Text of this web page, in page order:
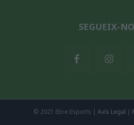
SEGUEIX-
© 2021 Ebre Esports | Avís Legal |